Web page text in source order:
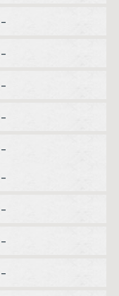
–
–
–
–
–
–
–
–
–